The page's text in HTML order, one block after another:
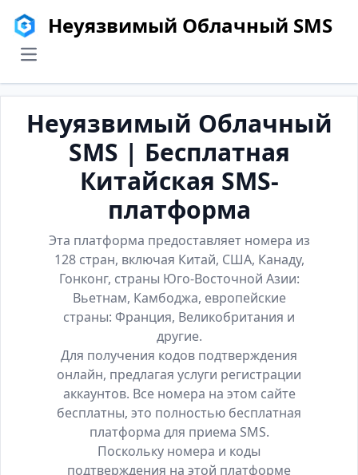
Неуязвимый Облачный SMS
menu
Неуязвимый Облачный
SMS | Бесплатная
Китайская SMS-
платформа
Эта платформа предоставляет номера из
128 стран, включая Китай, США, Канаду,
Гонконг, страны Юго-Восточной Азии:
Вьетнам, Камбоджа, европейские
страны: Франция, Великобритания и
другие.
Для получения кодов подтверждения
онлайн, предлагая услуги регистрации
аккаунтов. Все номера на этом сайте
бесплатны, это полностью бесплатная
платформа для приема SMS.
Поскольку номера и коды
подтверждения на этой платформе